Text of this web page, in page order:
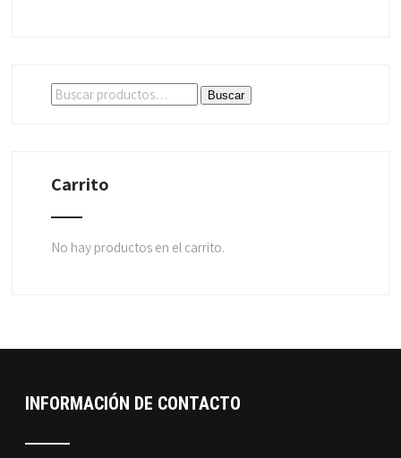
Buscar
por:
Buscar
Carrito
No hay productos en el carrito.
INFORMACIÓN DE CONTACTO